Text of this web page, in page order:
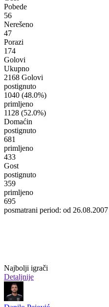
Pobede
56
Nerešeno
47
Porazi
174
Golovi
Ukupno
2168 Golovi
postignuto
1040 (48.0%)
primljeno
1128 (52.0%)
Domaćin
postignuto
681
primljeno
433
Gost
postignuto
359
primljeno
695
posmatrani period: od
Najbolji igrači
Detaljnije